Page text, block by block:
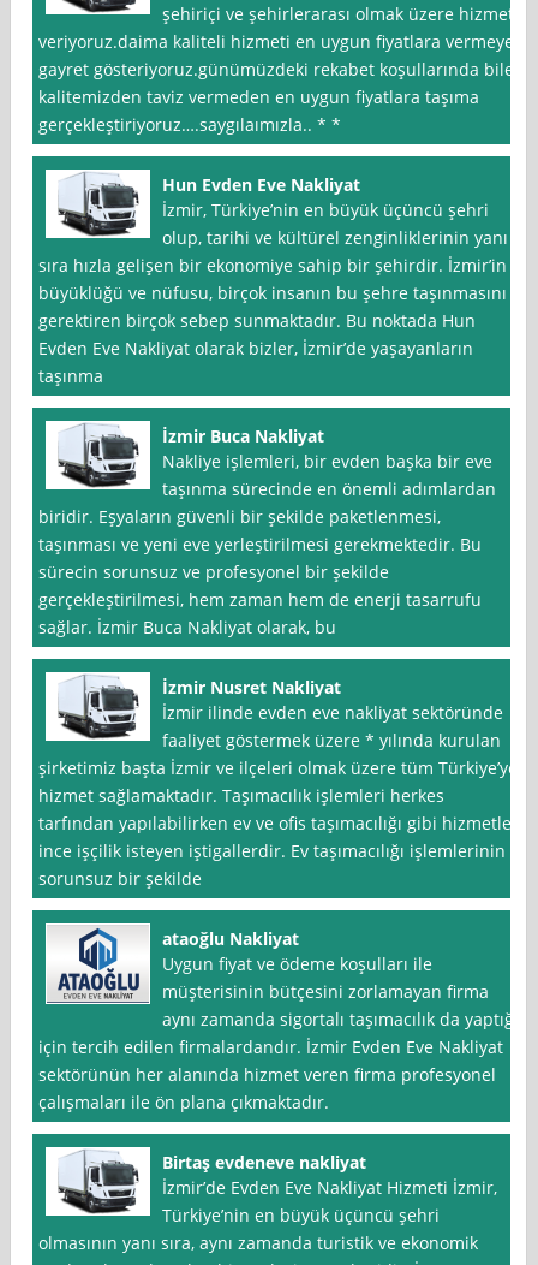
şehiriçi ve şehirlerarası olmak üzere hizmet
veriyoruz.daima kaliteli hizmeti en uygun fiyatlara vermeye
gayret gösteriyoruz.günümüzdeki rekabet koşullarında bile
kalitemizden taviz vermeden en uygun fiyatlara taşıma
gerçekleştiriyoruz….saygılaımızla.. * *
Hun Evden Eve Nakliyat
İzmir, Türkiye’nin en büyük üçüncü şehri
olup, tarihi ve kültürel zenginliklerinin yanı
sıra hızla gelişen bir ekonomiye sahip bir şehirdir. İzmir’in
büyüklüğü ve nüfusu, birçok insanın bu şehre taşınmasını
gerektiren birçok sebep sunmaktadır. Bu noktada Hun
Evden Eve Nakliyat olarak bizler, İzmir’de yaşayanların
taşınma
İzmir Buca Nakliyat
Nakliye işlemleri, bir evden başka bir eve
taşınma sürecinde en önemli adımlardan
biridir. Eşyaların güvenli bir şekilde paketlenmesi,
taşınması ve yeni eve yerleştirilmesi gerekmektedir. Bu
sürecin sorunsuz ve profesyonel bir şekilde
gerçekleştirilmesi, hem zaman hem de enerji tasarrufu
sağlar. İzmir Buca Nakliyat olarak, bu
İzmir Nusret Nakliyat
İzmir ilinde evden eve nakliyat sektöründe
faaliyet göstermek üzere * yılında kurulan
şirketimiz başta İzmir ve ilçeleri olmak üzere tüm Türkiye’ye
hizmet sağlamaktadır. Taşımacılık işlemleri herkes
tarfından yapılabilirken ev ve ofis taşımacılığı gibi hizmetler
ince işçilik isteyen iştigallerdir. Ev taşımacılığı işlemlerinin
sorunsuz bir şekilde
ataoğlu Nakliyat
Uygun fiyat ve ödeme koşulları ile
müşterisinin bütçesini zorlamayan firma
aynı zamanda sigortalı taşımacılık da yaptığı
için tercih edilen firmalardandır. İzmir Evden Eve Nakliyat
sektörünün her alanında hizmet veren firma profesyonel
çalışmaları ile ön plana çıkmaktadır.
Birtaş evdeneve nakliyat
İzmir’de Evden Eve Nakliyat Hizmeti İzmir,
Türkiye’nin en büyük üçüncü şehri
olmasının yanı sıra, aynı zamanda turistik ve ekonomik